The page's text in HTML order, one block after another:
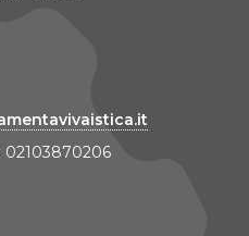
02103870206